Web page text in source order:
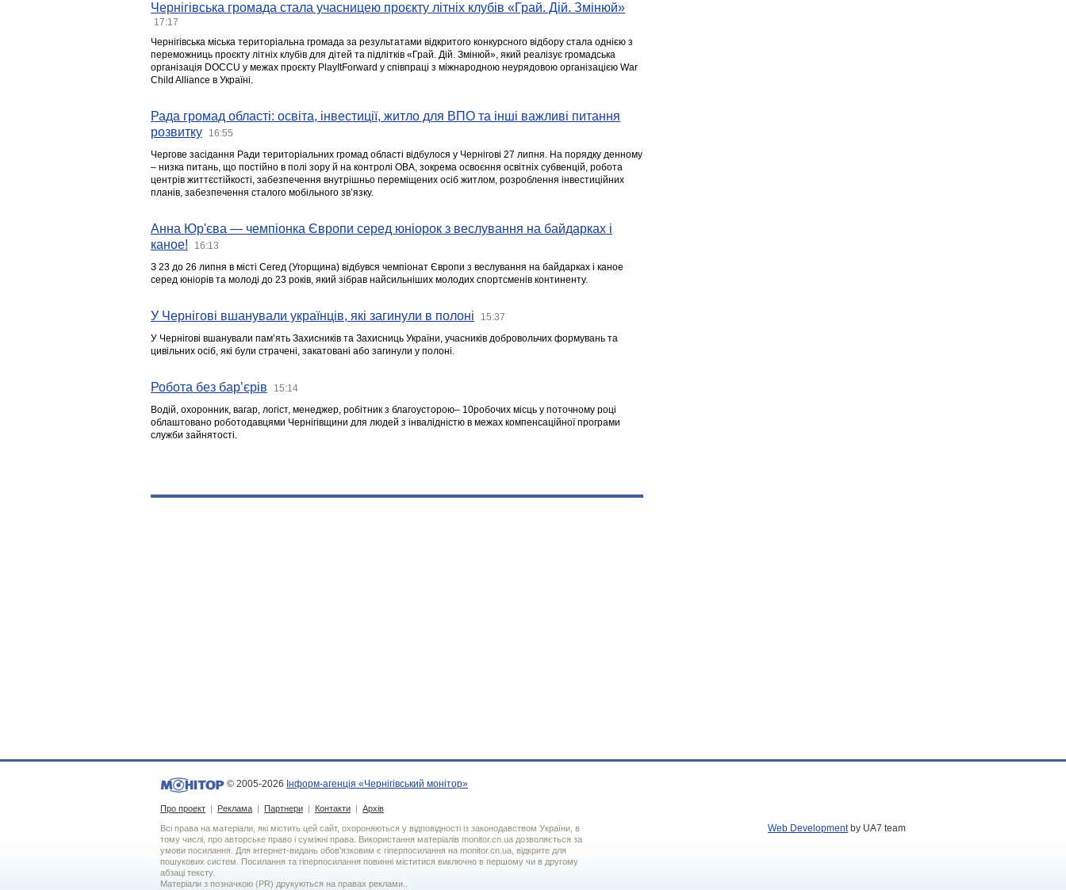
Чернігівська громада стала учасницею проєкту літніх клубів «Грай. Дій. Змінюй»
17:17
Чернігівська міська територіальна громада за результатами відкритого конкурсного відбору стала однією з
переможниць проєкту літніх клубів для дітей та підлітків «Грай. Дій. Змінюй», який реалізує громадська
організація DOCCU у межах проєкту PlayItForward у співпраці з міжнародною неурядовою організацією War
Child Alliance в Україні.
Рада громад області: освіта, інвестиції, житло для ВПО та інші важливі питання
розвитку
16:55
Чергове засідання Ради територіальних громад області відбулося у Чернігові 27 липня. На порядку денному
– низка питань, що постійно в полі зору й на контролі ОВА, зокрема освоєння освітніх субвенцій, робота
центрів життєстійкості, забезпечення внутрішньо переміщених осіб житлом, розроблення інвестиційних
планів, забезпечення сталого мобільного зв’язку.
Анна Юр'єва — чемпіонка Європи серед юніорок з веслування на байдарках і
каное!
16:13
З 23 до 26 липня в місті Сегед (Угорщина) відбувся чемпіонат Європи з веслування на байдарках і каное
серед юніорів та молоді до 23 років, який зібрав найсильніших молодих спортсменів континенту.
У Чернігові вшанували українців, які загинули в полоні 15:37
У Чернігові вшанували пам’ять Захисників та Захисниць України, учасників добровольчих формувань та
цивільних осіб, які були страчені, закатовані або загинули у полоні.
Робота без бар’єрів 15:14
Водій, охоронник, вагар, логіст, менеджер, робітник з благоусторою– 10робочих місць у поточному році
облаштовано роботодавцями Чернігівщини для людей з інвалідністю в межах компенсаційної програми
служби зайнятості.
© 2005-2026 Інформ-агенція «Чернігівський монітор»
Про проект | Реклама | Партнери | Контакти | Архів
Всі права на матеріали, які містить цей сайт, охороняються у відповідності із законодавством України, в
тому числі, про авторське право і суміжні права. Використання матерiалiв monitor.cn.ua дозволяється за
умови посилання. Для iнтернет-видань обов'язковим є гiперпосилання на monitor.cn.ua, відкрите для
пошукових систем. Посилання та гіперпосилання повинні міститися виключно в першому чи в другому
абзаці тексту.
Матеріали з позначкою (PR) друкуються на правах реклами..
Web Developmentby UA7 team